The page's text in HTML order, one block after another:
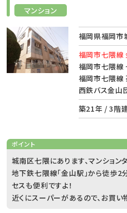
マンション
福岡県福岡市
福岡市七隈線
福岡市七隈線
福岡市七隈線
西鉄バス金山
築21年 / 3階
ポイント
城南区七隈にあります、マンション
地下鉄七隈線「金山駅」から徒歩2
セスも便利ですよ！
近くにスーパーがあるので、お買い